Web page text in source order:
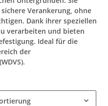
Verankerung, ohne
Dank ihrer speziellen
verarbeiten und bieten
Ideal für die
der